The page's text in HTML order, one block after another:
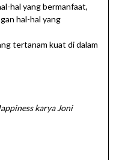
hal yang bermanfaat,
hal-hal yang
tertanam kuat di dalam
karya Joni